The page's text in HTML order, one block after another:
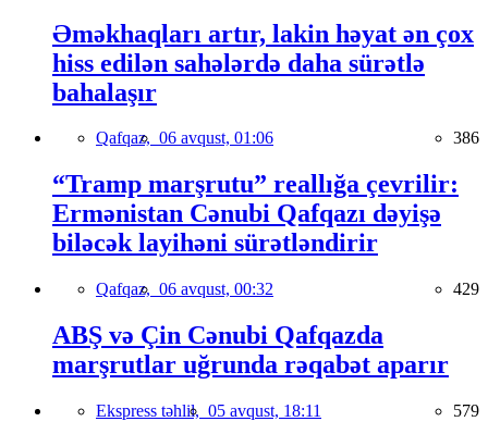
Əməkhaqları artır, lakin həyat ən çox
hiss edilən sahələrdə daha sürətlə
bahalaşır
Qafqaz, 06 avqust, 01:06 386
“Tramp marşrutu” reallığa çevrilir:
Ermənistan Cənubi Qafqazı dəyişə
biləcək layihəni sürətləndirir
Qafqaz, 06 avqust, 00:32 429
ABŞ və Çin Cənubi Qafqazda
marşrutlar uğrunda rəqabət aparır
Ekspress təhlil, 05 avqust, 18:11 579